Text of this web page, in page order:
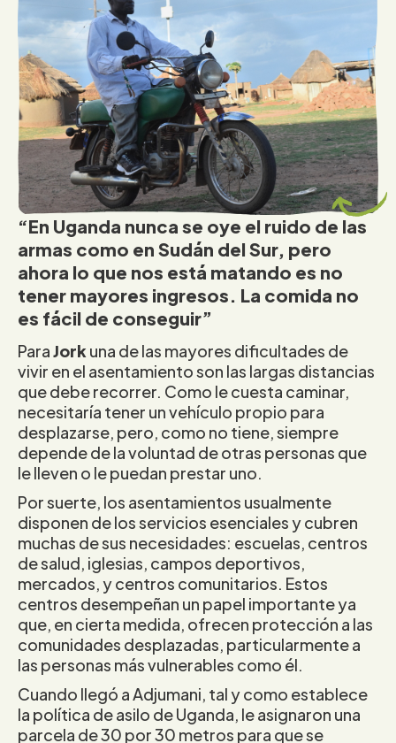
“En Uganda nunca se oye el ruido de las
armas como en Sudán del Sur, pero
ahora lo que nos está matando es no
tener mayores ingresos. La comida no
es fácil de conseguir”
ParaJork una de las mayores dificultades de
vivir en el asentamiento son las largas distancias
que debe recorrer. Como le cuesta caminar,
necesitaría tener un vehículo propio para
desplazarse, pero, como no tiene, siempre
depende de la voluntad de otras personas que
le lleven o le puedan prestar uno.
Por suerte, los asentamientos usualmente
disponen de los servicios esenciales y cubren
muchas de sus necesidades: escuelas, centros
de salud, iglesias, campos deportivos,
mercados, y centros comunitarios. Estos
centros desempeñan un papel importante ya
que, en cierta medida, ofrecen protección a las
comunidades desplazadas, particularmente a
las personas más vulnerables como él.
Cuando llegó a Adjumani, tal y como establece
la política de asilo de Uganda, le asignaron una
parcela de 30 por 30 metros para que se